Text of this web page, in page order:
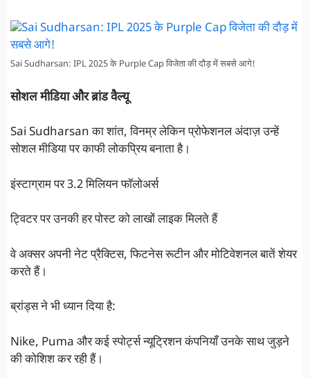
Sai Sudharsan: IPL 2025 के Purple Cap विजेता की दौड़ में सबसे आगे!
सोशल मीडिया और ब्रांड वैल्यू
Sai Sudharsan का शांत, विनम्र लेकिन प्रोफेशनल अंदाज़ उन्हें
सोशल मीडिया पर काफी लोकप्रिय बनाता है।
इंस्टाग्राम पर 3.2 मिलियन फॉलोअर्स
ट्विटर पर उनकी हर पोस्ट को लाखों लाइक मिलते हैं
वे अक्सर अपनी नेट प्रैक्टिस, फिटनेस रूटीन और मोटिवेशनल बातें शेयर
करते हैं।
ब्रांड्स ने भी ध्यान दिया है:
Nike, Puma और कई स्पोर्ट्स न्यूट्रिशन कंपनियाँ उनके साथ जुड़ने
की कोशिश कर रही हैं।